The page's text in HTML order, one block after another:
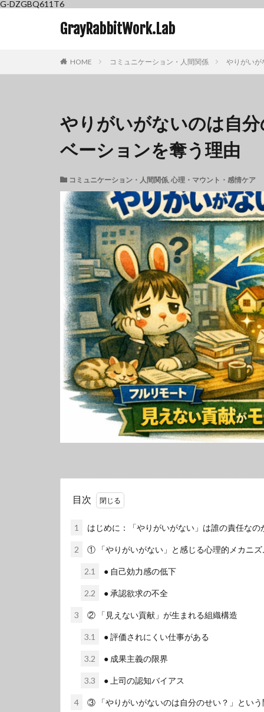
G-DZGBQ611T6
GrayRabbitWork.Lab
HOME コミュニケーション・人間関係 やりがいが
やりがいがないのは自
ベーションを奪う理由
コミュニケーション・人間関係, 心理・マウント・感情ケア
目次
1 はじめに：「やりがいがない」は誰の責任なの
2 ① 「やりがいがない」と感じる心理的メカニズ
2.1 ● 自己効力感の低下
2.2 ● 承認欲求の不全
3 ② 「見えない貢献」が生まれる組織構造
3.1 ● 評価されにくい仕事がある
3.2 ● 成果主義の限界
3.3 ● 上司の認知バイアス
4 ③ 「やりがいがないのは自分のせい？」とい